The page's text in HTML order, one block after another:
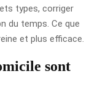
types, corriger
du temps. Ce que
et plus efficace.
sont